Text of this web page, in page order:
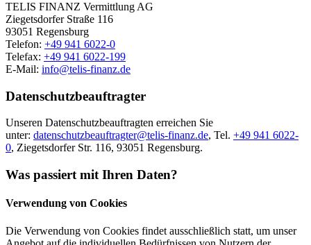
TELIS FINANZ Vermittlung AG
Ziegetsdorfer Straße 116
93051 Regensburg
Telefon: +49 941 6022-0
Telefax: +49 941 6022-199
E-Mail: info@telis-finanz.de
Datenschutzbeauftragter
Unseren Datenschutzbeauftragten erreichen Sie
unter: datenschutzbeauftragter@telis-finanz.de, Tel. +49 941 6022-
0, Ziegetsdorfer Str. 116, 93051 Regensburg.
Was passiert mit Ihren Daten?
Verwendung von Cookies
Die Verwendung von Cookies findet ausschließlich statt, um unser